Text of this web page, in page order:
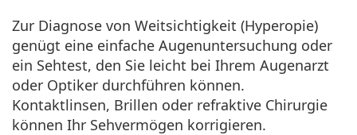
Zur Diagnose von Weitsichtigkeit (Hyperopie)
genügt eine einfache Augenuntersuchung oder
ein Sehtest, den Sie leicht bei Ihrem Augenarzt
oder Optiker durchführen können.
Kontaktlinsen, Brillen oder refraktive Chirurgie
können Ihr Sehvermögen korrigieren.